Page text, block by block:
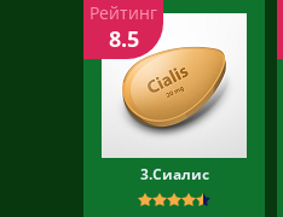
3.Сиалис
Рейтинг
8.5